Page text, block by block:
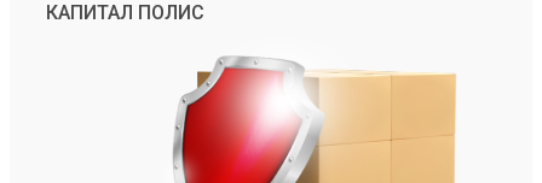
КАПИТАЛ ПОЛИС